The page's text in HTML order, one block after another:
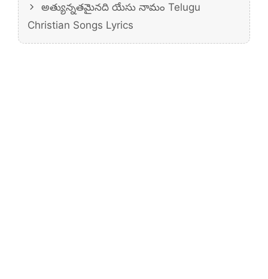
అత్యున్నతమైనది యేసు నామం Telugu
Christian Songs Lyrics